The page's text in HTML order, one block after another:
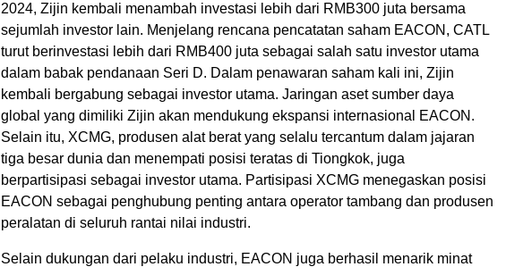
2024, Zijin kembali menambah investasi lebih dari RMB300 juta bersama
sejumlah investor lain. Menjelang rencana pencatatan saham EACON, CATL
turut berinvestasi lebih dari RMB400 juta sebagai salah satu investor utama
dalam babak pendanaan Seri D. Dalam penawaran saham kali ini, Zijin
kembali bergabung sebagai investor utama. Jaringan aset sumber daya
global yang dimiliki Zijin akan mendukung ekspansi internasional EACON.
Selain itu, XCMG, produsen alat berat yang selalu tercantum dalam jajaran
tiga besar dunia dan menempati posisi teratas di Tiongkok, juga
berpartisipasi sebagai investor utama. Partisipasi XCMG menegaskan posisi
EACON sebagai penghubung penting antara operator tambang dan produsen
peralatan di seluruh rantai nilai industri.
Selain dukungan dari pelaku industri, EACON juga berhasil menarik minat